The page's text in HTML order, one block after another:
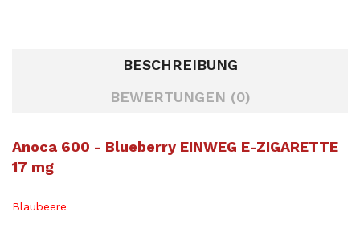
BESCHREIBUNG
BEWERTUNGEN (0)
Anoca 600 - Blueberry EINWEG E-ZIGARETTE
17 mg
Blaubeere